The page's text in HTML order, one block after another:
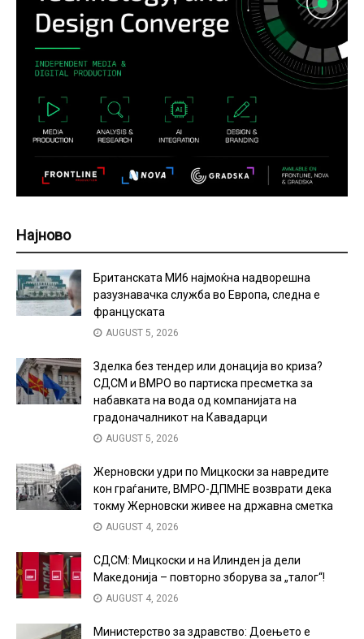
Најново
Британската МИ6 најмоќна надворешна
разузнавачка служба во Европа, следна е
француската
AUGUST 5, 2026
Зделка без тендер или донација во криза?
СДСМ и ВМРО во партиска пресметка за
набавката на вода од компанијата на
градоначалникот на Кавадарци
AUGUST 5, 2026
Жерновски удри по Мицкоски за навредите
кон граѓаните, ВМРО-ДПМНЕ возврати дека
токму Жерновски живее на државна сметка
AUGUST 4, 2026
СДСМ: Мицкоски и на Илинден ја дели
Македонија – повторно зборува за „талог“!
AUGUST 4, 2026
Министерство за здравство: Доењето е